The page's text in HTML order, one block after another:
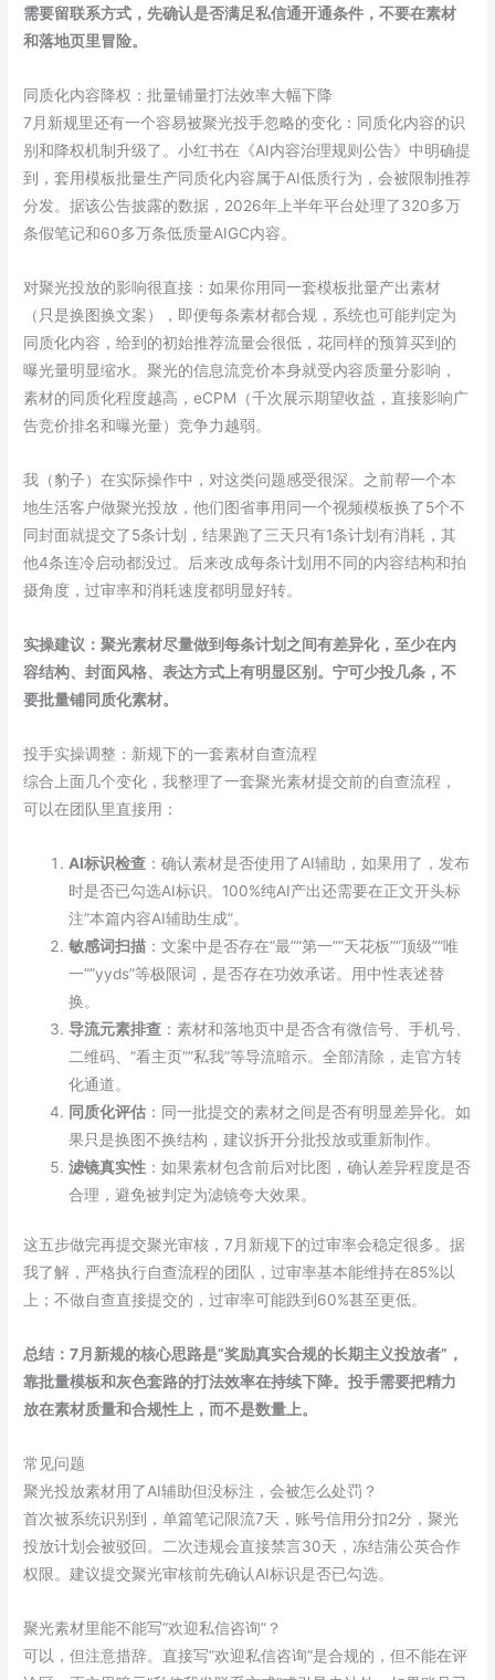
需要留联系方式，先确认是否满足私信通开通条件，不要在素材
和落地页里冒险。
同质化内容降权：批量铺量打法效率大幅下降
7月新规里还有一个容易被聚光投手忽略的变化：同质化内容的识
别和降权机制升级了。小红书在《AI内容治理规则公告》中明确提
到，套用模板批量生产同质化内容属于AI低质行为，会被限制推荐
分发。据该公告披露的数据，2026年上半年平台处理了320多万
条假笔记和60多万条低质量AIGC内容。
对聚光投放的影响很直接：如果你用同一套模板批量产出素材
（只是换图换文案），即便每条素材都合规，系统也可能判定为
同质化内容，给到的初始推荐流量会很低，花同样的预算买到的
曝光量明显缩水。聚光的信息流竞价本身就受内容质量分影响，
素材的同质化程度越高，eCPM（千次展示期望收益，直接影响广
告竞价排名和曝光量）竞争力越弱。
我（豹子）在实际操作中，对这类问题感受很深。之前帮一个本
地生活客户做聚光投放，他们图省事用同一个视频模板换了5个不
同封面就提交了5条计划，结果跑了三天只有1条计划有消耗，其
他4条连冷启动都没过。后来改成每条计划用不同的内容结构和拍
摄角度，过审率和消耗速度都明显好转。
实操建议：聚光素材尽量做到每条计划之间有差异化，至少在内
容结构、封面风格、表达方式上有明显区别。宁可少投几条，不
要批量铺同质化素材。
投手实操调整：新规下的一套素材自查流程
综合上面几个变化，我整理了一套聚光素材提交前的自查流程，
可以在团队里直接用：
AI标识检查 ：确认素材是否使用了AI辅助，如果用了，发布
时是否已勾选AI标识。100%纯AI产出还需要在正文开头标
注”本篇内容AI辅助生成”。
敏感词扫描 ：文案中是否存在”最””第一””天花板””顶级””唯
一””yyds”等极限词，是否存在功效承诺。用中性表述替
换。
导流元素排查 ：素材和落地页中是否含有微信号、手机号、
二维码、”看主页””私我”等导流暗示。全部清除，走官方转
化通道。
同质化评估 ：同一批提交的素材之间是否有明显差异化。如
果只是换图不换结构，建议拆开分批投放或重新制作。
滤镜真实性 ：如果素材包含前后对比图，确认差异程度是否
合理，避免被判定为滤镜夸大效果。
这五步做完再提交聚光审核，7月新规下的过审率会稳定很多。据
我了解，严格执行自查流程的团队，过审率基本能维持在85%以
上；不做自查直接提交的，过审率可能跌到60%甚至更低。
总结：7月新规的核心思路是”奖励真实合规的长期主义投放者”，
靠批量模板和灰色套路的打法效率在持续下降。投手需要把精力
放在素材质量和合规性上，而不是数量上。
常见问题
聚光投放素材用了AI辅助但没标注，会被怎么处罚？
首次被系统识别到，单篇笔记限流7天，账号信用分扣2分，聚光
投放计划会被驳回。二次违规会直接禁言30天，冻结蒲公英合作
权限。建议提交聚光审核前先确认AI标识是否已勾选。
聚光素材里能不能写”欢迎私信咨询”？
可以，但注意措辞。直接写”欢迎私信咨询”是合规的，但不能在评